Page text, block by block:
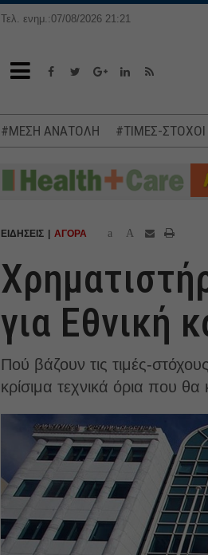
Τελ. ενημ.:07/08/2026 21:21
#ΜΕΣΗ ΑΝΑΤΟΛΗ #ΤΙΜΕΣ-
ΕΙΔΗΣΕΙΣ ΑΓΟΡΑ a A
για Εθνική
Πού βάζουν τις τιμές-
κρίσιμα τεχνικά όρια που